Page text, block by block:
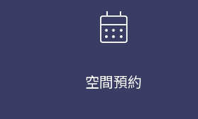
calendar_month
空間預約